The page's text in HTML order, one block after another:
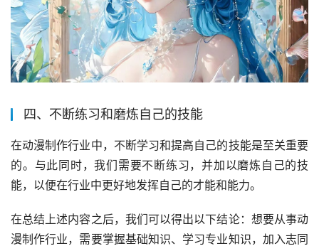
四、不断练习和磨炼自己的技能
在动漫制作行业中，不断学习和提高自己的技能是至关重要
的。与此同时，我们需要不断练习，并加以磨炼自己的技
能，以便在行业中更好地发挥自己的才能和能力。
在总结上述内容之后，我们可以得出以下结论：想要从事动
漫制作行业，需要掌握基础知识、学习专业知识，加入志同